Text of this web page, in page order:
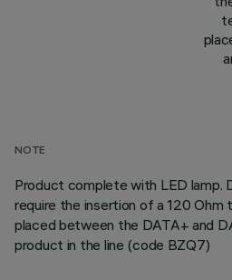
NOTE
Product complete with LED lamp.
require the insertion of a 120
placed between the DATA+ and
product in the line (code BZQ7)